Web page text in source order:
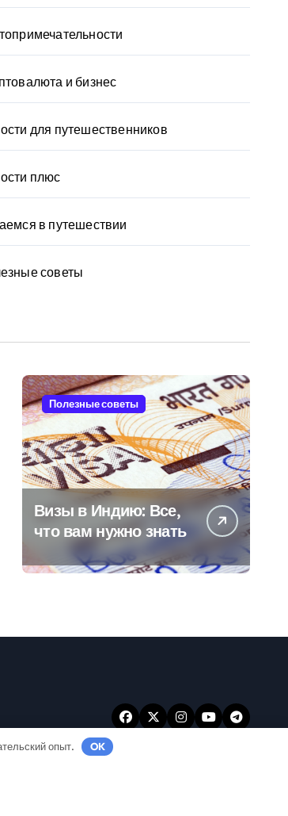
и бизнес
для путешественников
плюс
в путешествии
советы
Полезные советы
Визы в Индию: Все,
что вам нужно знать
опыт. OK